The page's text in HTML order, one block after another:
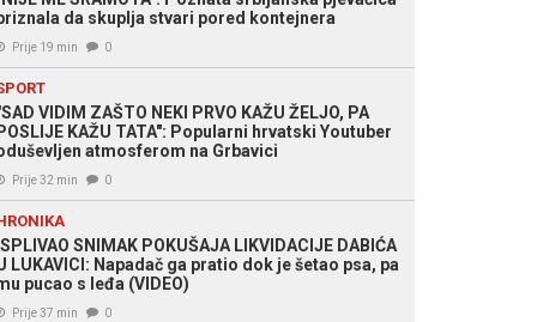
da skuplja stvari pored kontejnera
Prije 19 min 0
VIDIM ZAŠTO NEKI PRVO KAŽU ŽELJO, PA
KAŽU TATA": Popularni hrvatski Youtuber
atmosferom na Grbavici
Prije 32 min 0
SNIMAK POKUŠAJA LIKVIDACIJE DABIĆA
LUKAVICI: Napadač ga pratio dok je šetao psa, pa
pucao s leđa (VIDEO)
Prije 37 min 0